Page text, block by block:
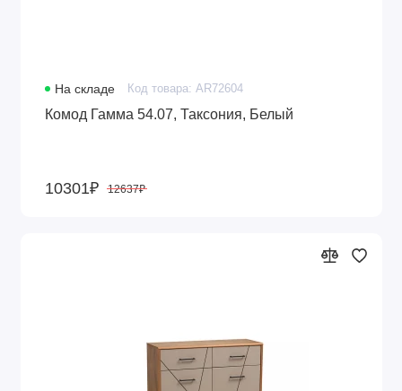
На складе Код товара: AR72604
Комод Гамма 54.07, Таксония, Белый
10301₽ 12637₽